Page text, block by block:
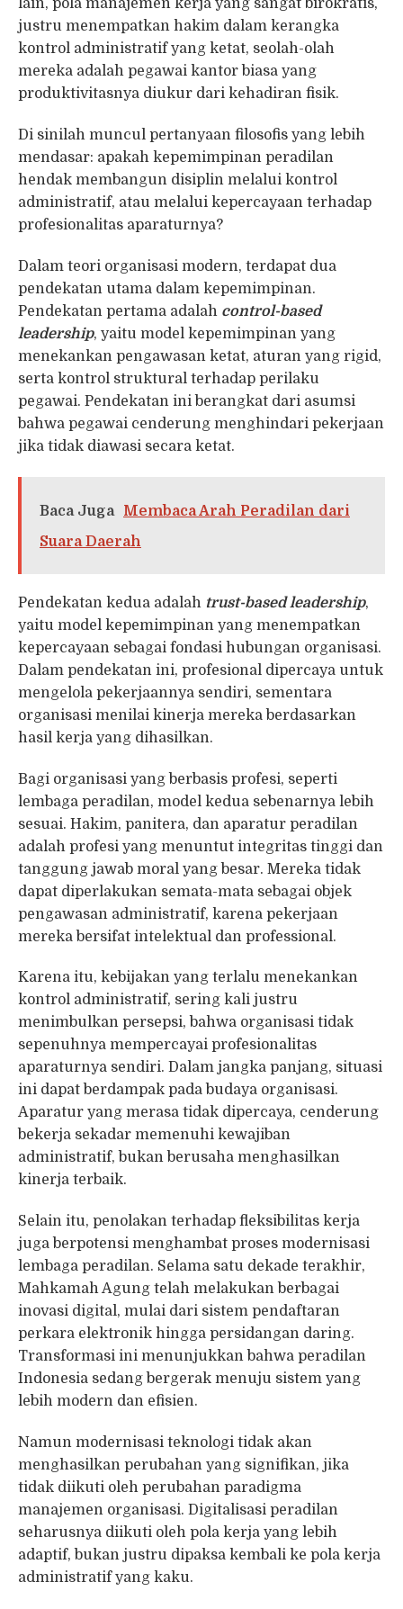
lain, pola manajemen kerja yang sangat birokratis,
justru menempatkan hakim dalam kerangka
kontrol administratif yang ketat, seolah-olah
mereka adalah pegawai kantor biasa yang
produktivitasnya diukur dari kehadiran fisik.
Di sinilah muncul pertanyaan filosofis yang lebih
mendasar: apakah kepemimpinan peradilan
hendak membangun disiplin melalui kontrol
administratif, atau melalui kepercayaan terhadap
profesionalitas aparaturnya?
Dalam teori organisasi modern, terdapat dua
pendekatan utama dalam kepemimpinan.
Pendekatan pertama adalah control-based
leadership, yaitu model kepemimpinan yang
menekankan pengawasan ketat, aturan yang rigid,
serta kontrol struktural terhadap perilaku
pegawai. Pendekatan ini berangkat dari asumsi
bahwa pegawai cenderung menghindari pekerjaan
jika tidak diawasi secara ketat.
Baca Juga
Membaca Arah Peradilan dari
Suara Daerah
Pendekatan kedua adalah trust-based leadership,
yaitu model kepemimpinan yang menempatkan
kepercayaan sebagai fondasi hubungan organisasi.
Dalam pendekatan ini, profesional dipercaya untuk
mengelola pekerjaannya sendiri, sementara
organisasi menilai kinerja mereka berdasarkan
hasil kerja yang dihasilkan.
Bagi organisasi yang berbasis profesi, seperti
lembaga peradilan, model kedua sebenarnya lebih
sesuai. Hakim, panitera, dan aparatur peradilan
adalah profesi yang menuntut integritas tinggi dan
tanggung jawab moral yang besar. Mereka tidak
dapat diperlakukan semata-mata sebagai objek
pengawasan administratif, karena pekerjaan
mereka bersifat intelektual dan professional.
Karena itu, kebijakan yang terlalu menekankan
kontrol administratif, sering kali justru
menimbulkan persepsi, bahwa organisasi tidak
sepenuhnya mempercayai profesionalitas
aparaturnya sendiri. Dalam jangka panjang, situasi
ini dapat berdampak pada budaya organisasi.
Aparatur yang merasa tidak dipercaya, cenderung
bekerja sekadar memenuhi kewajiban
administratif, bukan berusaha menghasilkan
kinerja terbaik.
Selain itu, penolakan terhadap fleksibilitas kerja
juga berpotensi menghambat proses modernisasi
lembaga peradilan. Selama satu dekade terakhir,
Mahkamah Agung telah melakukan berbagai
inovasi digital, mulai dari sistem pendaftaran
perkara elektronik hingga persidangan daring.
Transformasi ini menunjukkan bahwa peradilan
Indonesia sedang bergerak menuju sistem yang
lebih modern dan efisien.
Namun modernisasi teknologi tidak akan
menghasilkan perubahan yang signifikan, jika
tidak diikuti oleh perubahan paradigma
manajemen organisasi. Digitalisasi peradilan
seharusnya diikuti oleh pola kerja yang lebih
adaptif, bukan justru dipaksa kembali ke pola kerja
administratif yang kaku.